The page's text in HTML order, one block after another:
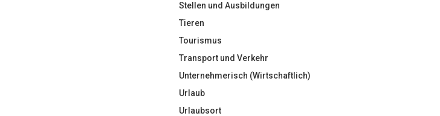
Stellen und Ausbildungen
Tieren
Tourismus
Transport und Verkehr
Unternehmerisch (Wirtschaftlich)
Urlaub
Urlaubsort